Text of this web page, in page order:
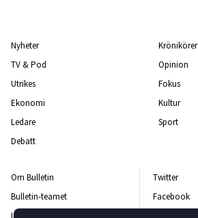
Nyheter
TV & Pod
Utrikes
Ekonomi
Ledare
Debatt
Krönikörer
Opinion
Fokus
Kultur
Sport
Om Bulletin
Bulletin-teamet
Integritetspolicy
Twitter
Facebook